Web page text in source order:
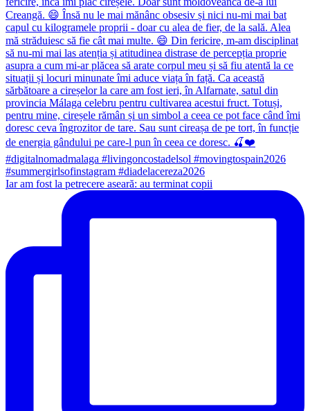
Iar am fost la petrecere aseară: au terminat copii